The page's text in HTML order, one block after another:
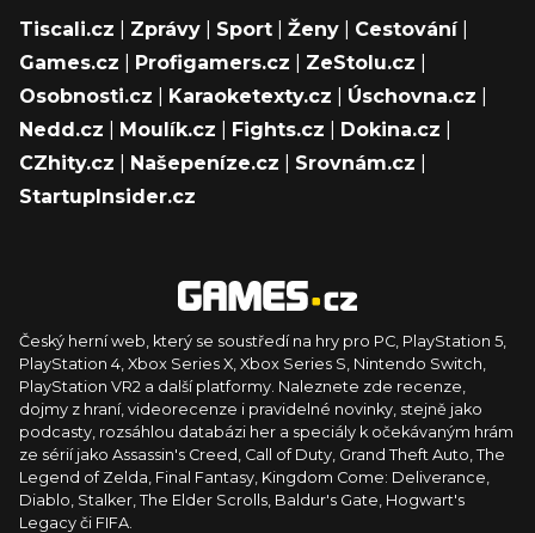
Tiscali.cz Zprávy Sport Ženy Cestování|
Games.cz
Profigamers.cz ZeStolu.cz
Osobnosti.cz
Karaoketexty.cz Úschovna.cz
Nedd.cz
Moulík.cz Fights.cz Dokina.cz
CZhity.cz
Našepeníze.cz Srovnám.cz
StartupInsider.cz
Český herní web, který se soustředí na hry pro PC, PlayStation 5,
PlayStation 4, Xbox Series X, Xbox Series S, Nintendo Switch,
PlayStation VR2 a další platformy. Naleznete zde recenze,
dojmy z hraní, videorecenze i pravidelné novinky, stejně jako
podcasty, rozsáhlou databázi her a speciály k očekávaným hrám
ze sérií jako Assassin's Creed, Call of Duty, Grand Theft Auto, The
Legend of Zelda, Final Fantasy, Kingdom Come: Deliverance,
Diablo, Stalker, The Elder Scrolls, Baldur's Gate, Hogwart's
Legacy či FIFA.